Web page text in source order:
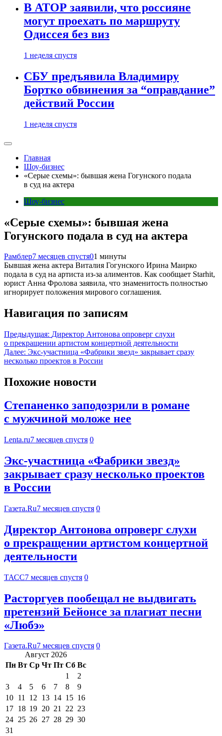
В АТОР заявили, что россияне
могут проехать по маршруту
Одиссея без виз
1 неделя спустя
СБУ предъявила Владимиру
Бортко обвинения за “оправдание”
действий России
1 неделя спустя
Главная
Шоу-бизнес
«Серые схемы»: бывшая жена Гогунского подала
в суд на актера
Шоу-бизнес
«Серые схемы»: бывшая жена
Гогунского подала в суд на актера
Рамблер7 месяцев спустя01 минуты
Бывшая жена актера Виталия Гогунского Ирина Маирко
подала в суд на артиста из-за алиментов. Как сообщает Starhit,
юрист Анна Фролова заявила, что знаменитость полностью
игнорирует положения мирового соглашения.
Навигация по записям
Предыдущая: Директор Антонова опроверг слухи
о прекращении артистом концертной деятельности
Далее: Экс‑участница «Фабрики звезд» закрывает сразу
несколько проектов в России
Похожие новости
Степаненко заподозрили в романе
с мужчиной моложе нее
Lenta.ru7 месяцев спустя 0
Экс‑участница «Фабрики звезд»
закрывает сразу несколько проектов
в России
Газета.Ru7 месяцев спустя 0
Директор Антонова опроверг слухи
о прекращении артистом концертной
деятельности
ТАСС7 месяцев спустя 0
Расторгуев пообещал не выдвигать
претензий Бейонсе за плагиат песни
«Любэ»
Газета.Ru7 месяцев спустя 0
Август 2026
Пн Вт Ср Чт Пт Сб Вс
1
2
3
4 5 6 7 8
9
10 11 12 13 14 15 16
17 18 19 20 21 22 23
24 25 26 27 28 29 30
31